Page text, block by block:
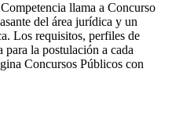
llama a Concurso
del área jurídica y un
Los requisitos, perfiles de
la postulación a cada
Concursos Públicos con